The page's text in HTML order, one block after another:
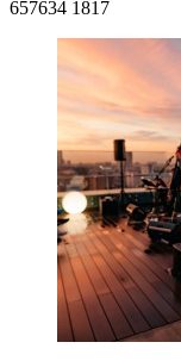
657634 1817